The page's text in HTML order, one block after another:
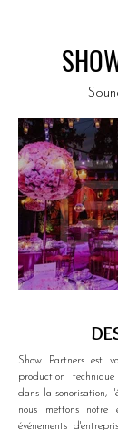
Show Partners est
production technique
dans la sonorisation,
nous mettons notre
événements